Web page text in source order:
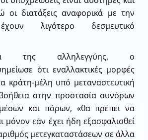
οι διατάξεις αναφορικά με την
λιγότερο δεσμευτικό
της αλληλεγγύης, ο
ότι εναλλακτικές μορφές
κράτη-μέλη υπό μεταναστευτική
στην προστασία συνόρων
και πόρων, «θα πρέπει να
μόνον εάν έχει ήδη εξασφαλισθεί
μετεγκαταστάσεων σε άλλα